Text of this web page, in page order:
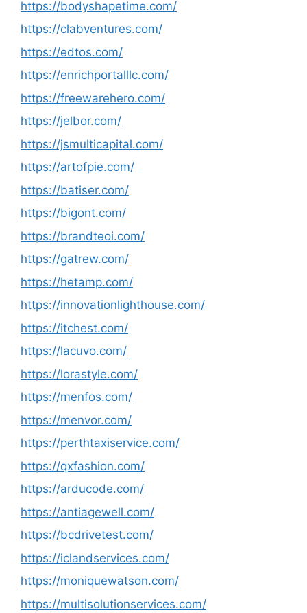
https://bodyshapetime.com/
https://clabventures.com/
https://edtos.com/
https://enrichportalllc.com/
https://freewarehero.com/
https://jelbor.com/
https://jsmulticapital.com/
https://artofpie.com/
https://batiser.com/
https://bigont.com/
https://brandteoi.com/
https://gatrew.com/
https://hetamp.com/
https://innovationlighthouse.com/
https://itchest.com/
https://lacuvo.com/
https://lorastyle.com/
https://menfos.com/
https://menvor.com/
https://perthtaxiservice.com/
https://qxfashion.com/
https://arducode.com/
https://antiagewell.com/
https://bcdrivetest.com/
https://iclandservices.com/
https://moniquewatson.com/
https://multisolutionservices.com/